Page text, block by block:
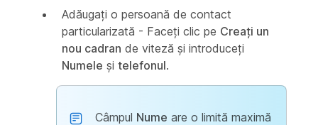
Adăugați o persoană de contact
particularizată - Faceți clic pe Creați un
nou cadran de viteză și introduceți
Numele și telefonul.
Câmpul Nume are o limită maximă